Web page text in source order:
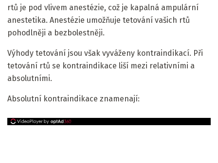
rtů je pod vlivem anestézie, což je kapalná ampulární
anestetika. Anestézie umožňuje tetování vašich rtů
pohodlněji a bezbolestněji.
Výhody tetování jsou však vyváženy kontraindikací. Při
tetování rtů se kontraindikace liší mezi relativními a
absolutními.
Absolutní kontraindikace znamenají: